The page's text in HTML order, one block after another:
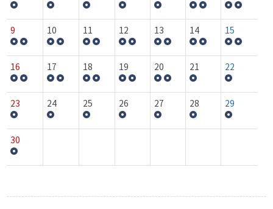
9 10 11 12 13 14 15
16 17 18 19 20 21 22
23 24 25 26 27 28 29
30